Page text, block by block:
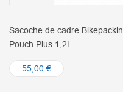
Sacoche de cadre
Pouch Plus 1,2L
55,00 €